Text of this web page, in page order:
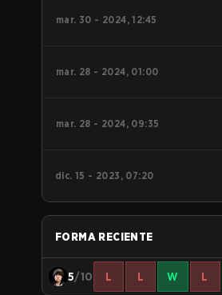
mar. 30 - 2024, 12:45
mar. 28 - 2024, 01:00
mar. 28 - 2024, 09:35
dic. 15 - 2023, 07:20
FORMA RECIENTE
5/10 L L W L